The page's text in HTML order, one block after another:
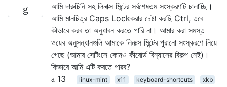
আমি দারুচিনি সহ লিনাক্স মিন্টের সর্বশেষতম সংস্করণটি চালাচ্ছি।
আমি মানচিত্র Caps Lockকরার চেষ্টা করছি Ctrl, তবে
কীভাবে করব তা অনুধাবন করতে পারি না। আমার করা সমস্ত
ওয়েব অনুসন্ধানগুলি আমাকে লিনাক্স মিন্টের পুরানো সংস্করণে নিয়ে
গেছে (আমার সেটিংসে কোনও কীবোর্ড বিন্যাসের বিকল্প নেই)।
কিভাবে আমি এটি করতে পারব?
13
linux-mint x11 keyboard-shortcuts
xkb